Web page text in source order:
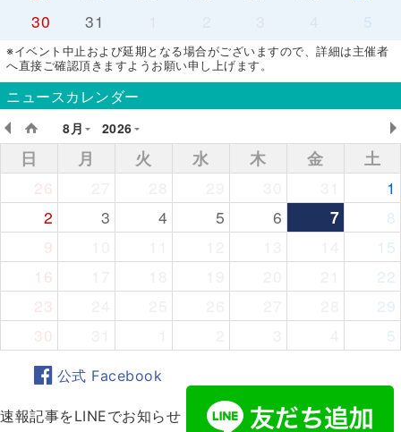
30
31 5
※イベント中止および延期となる場合がございますので、詳細は主催者
へ直接ご確認頂きますようお願い申し上げます。
ニュースカレンダー
8月
2026
日 月 火 水 木 金
土
26
1
2
3 4 5 6 7
8
9
15
16
22
23
29
30
5
公式 Facebook
速報記事をLINEでお知らせ